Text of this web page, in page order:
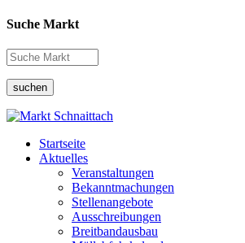
Suche Markt
suchen
Startseite
Aktuelles
Veranstaltungen
Bekanntmachungen
Stellenangebote
Ausschreibungen
Breitbandausbau